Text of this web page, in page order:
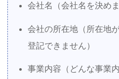
会社名（会社名を決めま
会社の所在地（所在地
登記できません）
事業内容（どんな事業